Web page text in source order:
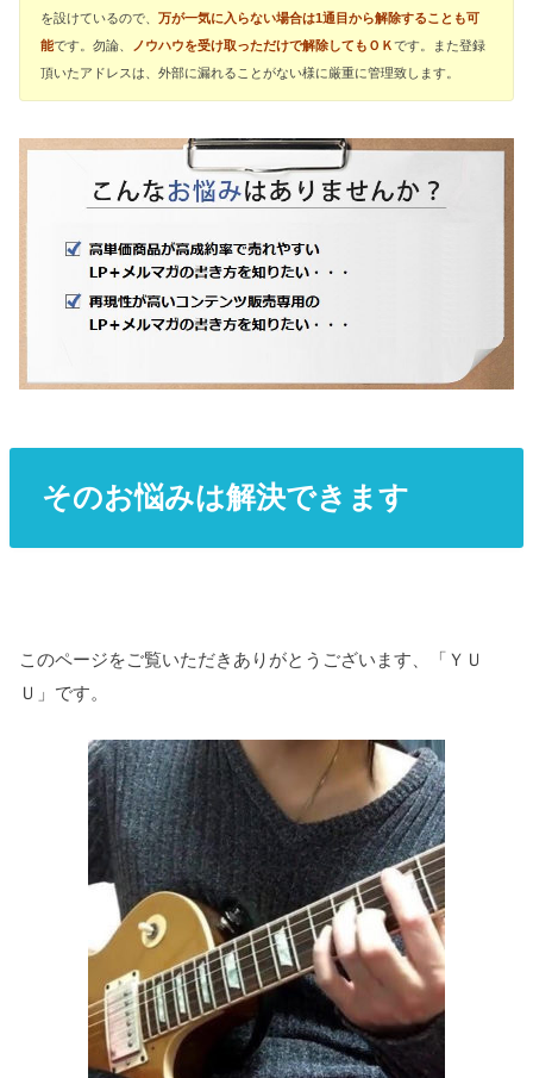
を設けているので、万が一気に入らない場合は1通目から解除することも可
能です。勿論、 ノウハウを受け取っただけで解除してもＯＫです。また登録
頂いたアドレスは、外部に漏れることがない様に厳重に管理致します。
そのお悩みは解決できます
このページをご覧いただきありがとうございます、「ＹＵ
Ｕ」です。